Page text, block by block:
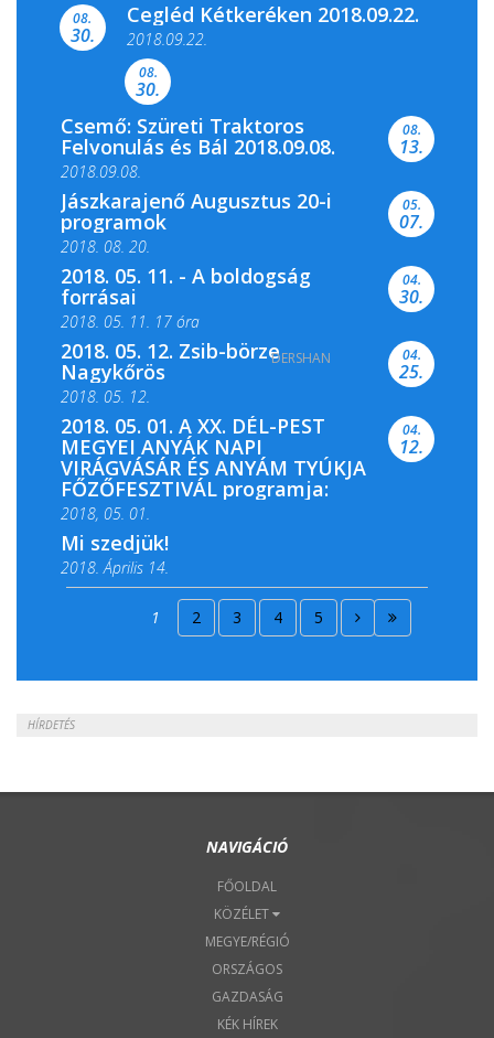
Színes és tartalmas programokkal várja a
Csemői Községi Könyvtár és...
08.
30.
Cegléd Kétkeréken 2018.09.22.
2018.09.22.
08.
30.
Csemő: Szüreti Traktoros
Felvonulás és Bál 2018.09.08.
2018.09.08.
08.
13.
Jászkarajenő Augusztus 20-i
programok
2018. 08. 20.
05.
07.
2018. 05. 11. - A boldogság
forrásai
2018. 05. 11. 17 óra
2018. 05. 11. 19 óra
04.
30.
2018. 05. 12. Zsib-börze
Nagykőrös
2018. 05. 12.
04.
25.
2018. 05. 01. A XX. DÉL-PEST
MEGYEI ANYÁK NAPI
VIRÁGVÁSÁR ÉS ANYÁM TYÚKJA
FŐZŐFESZTIVÁL programja:
2018, 05. 01.
04.
12.
Mi szedjük!
2018. Április 14.
2018. Április 15.
1 2 3 4 5
HÍRDETÉS
NAVIGÁCIÓ
FŐOLDAL
KÖZÉLET
MEGYE/RÉGIÓ
ORSZÁGOS
GAZDASÁG
KÉK HÍREK
DERSHAN